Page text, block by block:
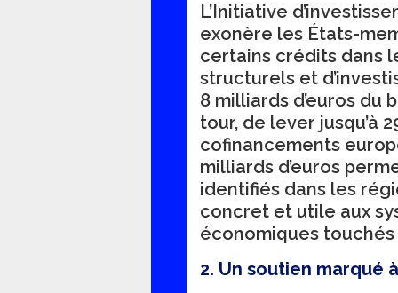
L’Initiative
exonère les États-
certains crédits dans
structurels et
8 milliards d’euros
tour, de lever jusqu’à
cofinancements
milliards d’euros
identifiés dans les
concret et utile aux
économiques
2. Un soutien marqué